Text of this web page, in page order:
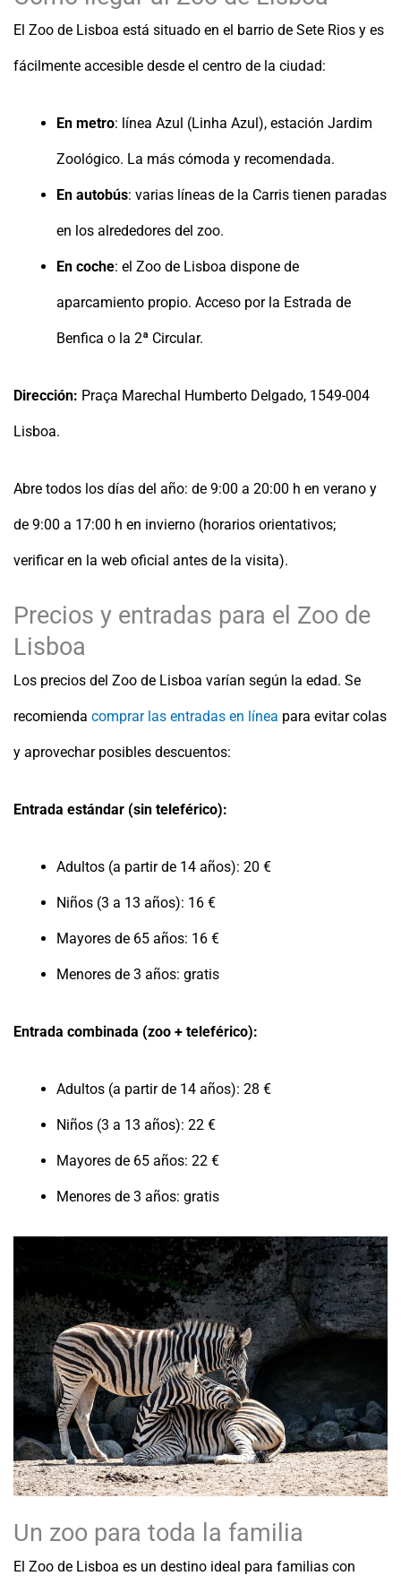
El Zoo de Lisboa está situado en el barrio de Sete Rios y es
fácilmente accesible desde el centro de la ciudad:
En metro: línea Azul (Linha Azul), estación Jardim
Zoológico. La más cómoda y recomendada.
En autobús: varias líneas de la Carris tienen paradas
en los alrededores del zoo.
En coche: el Zoo de Lisboa dispone de
aparcamiento propio. Acceso por la Estrada de
Benfica o la 2ª Circular.
Dirección: Praça Marechal Humberto Delgado, 1549-004
Lisboa.
Abre todos los días del año: de 9:00 a 20:00 h en verano y
de 9:00 a 17:00 h en invierno (horarios orientativos;
verificar en la web oficial antes de la visita).
Precios y entradas para el Zoo de
Lisboa
Los precios del Zoo de Lisboa varían según la edad. Se
recomienda comprar las entradas en línea para evitar colas
y aprovechar posibles descuentos:
Entrada estándar (sin teleférico):
Adultos (a partir de 14 años): 20 €
Niños (3 a 13 años): 16 €
Mayores de 65 años: 16 €
Menores de 3 años: gratis
Entrada combinada (zoo + teleférico):
Adultos (a partir de 14 años): 28 €
Niños (3 a 13 años): 22 €
Mayores de 65 años: 22 €
Menores de 3 años: gratis
Un zoo para toda la familia
El Zoo de Lisboa es un destino ideal para familias con